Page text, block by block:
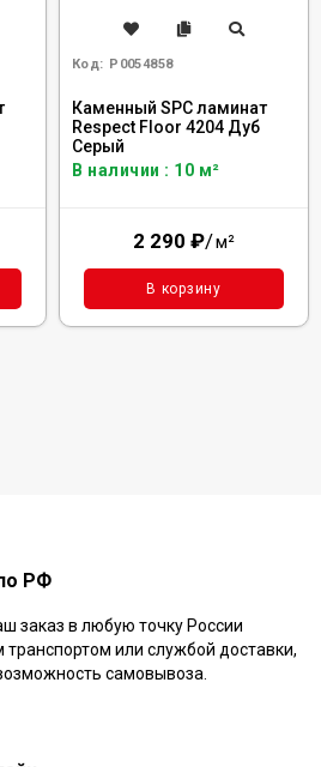
Код: Р0054858
Каменный SPC ламинат
Respect Floor 4204 Дуб
Серый
В наличии : 10 м²
2 290 ₽/м²
В корзину
РФ
заказ в любую точку России
транспортом или службой доставки,
самовывоза.